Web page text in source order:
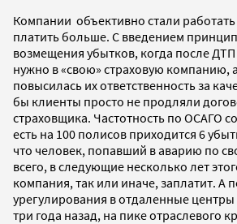
Компании объективно стали
платить больше. С введением
возмещения убытков, когда после
нужно в «свою» страховую компанию,
повысилась их ответственность за
бы клиенты просто не продляли
страховщика. Частотность по ОСАГО
есть на 100 полисов приходится 6
что человек, попавший в аварию по
всего, в следующие несколько лет
компания, так или иначе, заплатит. А
урегулирования в отдаленные
три года назад, на пике отраслевого